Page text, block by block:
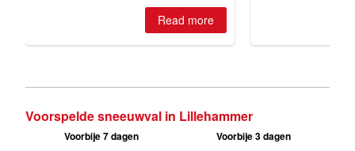
Voorspelde sneeuwval in Lillehammer
Voorbije 7 dagen Voorbije 3 dagen